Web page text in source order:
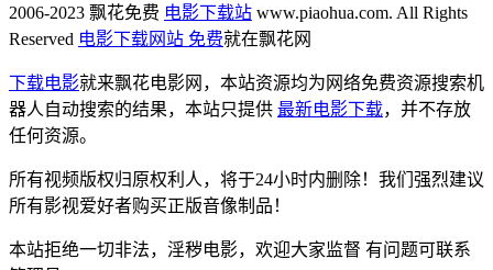
2006-2023 飘花免费 电影下载站 www.piaohua.com. All Rights
Reserved 电影下载网站 免费就在飘花网
下载电影就来飘花电影网，本站资源均为网络免费资源搜索机
器人自动搜索的结果，本站只提供 最新电影下载，并不存放
任何资源。
所有视频版权归原权利人，将于24小时内删除！我们强烈建议
所有影视爱好者购买正版音像制品！
本站拒绝一切非法，淫秽电影，欢迎大家监督 有问题可联系